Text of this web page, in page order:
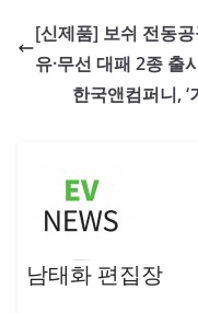
[신제품] 보쉬 전동
유·무선 대패 2종 출
한국앤컴퍼니,
남태화 편집장